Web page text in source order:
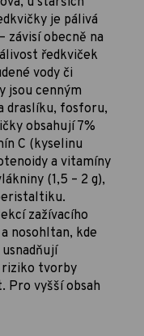
je pálivá
závisí obecně na
ředkviček
vody či
jsou cenným
draslíku, fosforu,
obsahují 7%
C (kyselinu
a vitamíny
(1,5 – 2 g),
zažívacího
nosohltan, kde
riziko tvorby
Pro vyšší obsah